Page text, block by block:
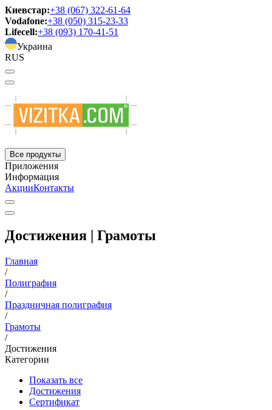
Киевстар:+38 (067) 322-61-64
Vodafone:+38 (050) 315-23-33
Lifecell:+38 (093) 170-41-51
Украина
RUS
Все продукты
Приложения
Информация
АкцииКонтакты
Достижения | Грамоты
Главная
/
Полиграфия
/
Праздничная полиграфия
/
Грамоты
/
Достижения
Категории
Показать все
Достижения
Сертификат